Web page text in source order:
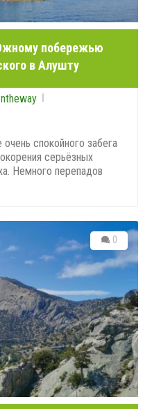
побережью
в Алушту
спокойного забега
серьёзных
Немного перепадов
0